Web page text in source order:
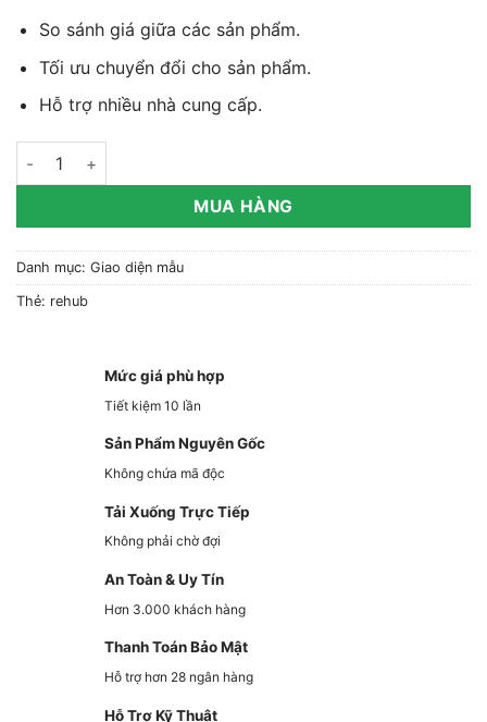
So sánh giá giữa các sản phẩm.
Tối ưu chuyển đổi cho sản phẩm.
Hỗ trợ nhiều nhà cung cấp.
REHub – Price Comparison, Affiliate Marketing số lượng
MUA HÀNG
Danh mục: Giao diện mẫu
Thẻ: rehub
Mức giá phù hợp
Tiết kiệm 10 lần
Sản Phẩm Nguyên Gốc
Không chứa mã độc
Tải Xuống Trực Tiếp
Không phải chờ đợi
An Toàn & Uy Tín
Hơn 3.000 khách hàng
Thanh Toán Bảo Mật
Hỗ trợ hơn 28 ngân hàng
Hỗ Trợ Kỹ Thuật